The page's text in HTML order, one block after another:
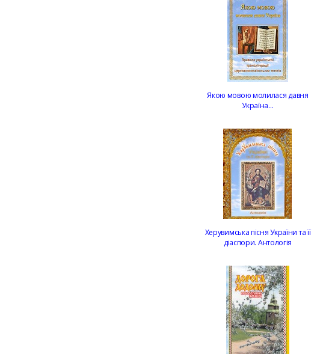
Якою мовою молилася давня
Україна…
Херувимська пісня України та її
діаспори. Антологія